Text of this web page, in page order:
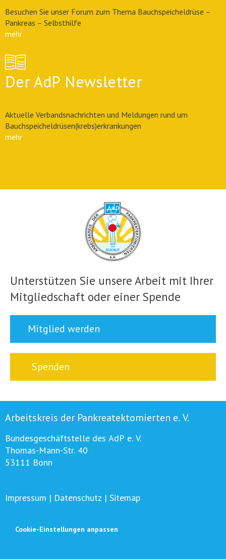
Besuchen Sie unser Forum zum Thema Bauchspeicheldrüse –
Pankreas – Selbsthilfe
mehr
Der AdP Newsletter
Aktuelle Verbandsnachrichten und Meldungen rund um
Bauchspeicheldrüsen(krebs)erkrankungen
mehr
Unterstützen Sie unsere Arbeit mit Ihrer
Mitgliedschaft oder einer Spende
Mitglied werden
Spenden
Arbeitskreis der Pankreatektomierten e. V.
Bundesgeschäftstelle des AdP e. V.
Thomas-Mann-Str. 40
53111 Bonn
Impressum | Datenschutz | Sitemap
Cookie-Einstellungen anpassen